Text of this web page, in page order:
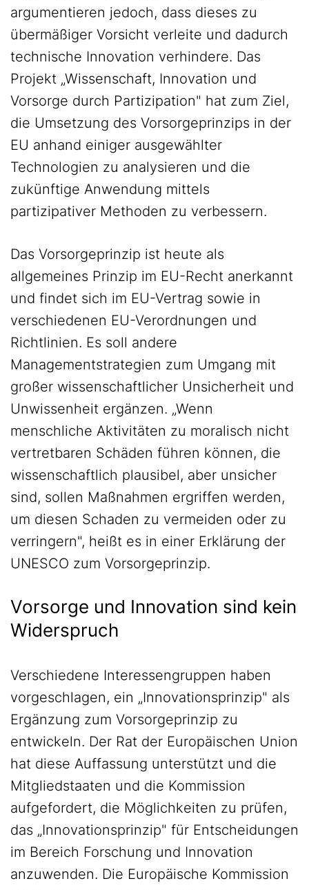
argumentieren jedoch, dass dieses zu
übermäßiger Vorsicht verleite und dadurch
technische Innovation verhindere. Das
Projekt „Wissenschaft, Innovation und
Vorsorge durch Partizipation" hat zum Ziel,
die Umsetzung des Vorsorgeprinzips in der
EU anhand einiger ausgewählter
Technologien zu analysieren und die
zukünftige Anwendung mittels
partizipativer Methoden zu verbessern.
Das Vorsorgeprinzip ist heute als
allgemeines Prinzip im EU-Recht anerkannt
und findet sich im EU-Vertrag sowie in
verschiedenen EU-Verordnungen und
Richtlinien. Es soll andere
Managementstrategien zum Umgang mit
großer wissenschaftlicher Unsicherheit und
Unwissenheit ergänzen. „Wenn
menschliche Aktivitäten zu moralisch nicht
vertretbaren Schäden führen können, die
wissenschaftlich plausibel, aber unsicher
sind, sollen Maßnahmen ergriffen werden,
um diesen Schaden zu vermeiden oder zu
verringern", heißt es in einer Erklärung der
UNESCO zum Vorsorgeprinzip.
Vorsorge und Innovation sind kein
Widerspruch
Verschiedene Interessengruppen haben
vorgeschlagen, ein „Innovationsprinzip" als
Ergänzung zum Vorsorgeprinzip zu
entwickeln. Der Rat der Europäischen Union
hat diese Auffassung unterstützt und die
Mitgliedstaaten und die Kommission
aufgefordert, die Möglichkeiten zu prüfen,
das „Innovationsprinzip" für Entscheidungen
im Bereich Forschung und Innovation
anzuwenden. Die Europäische Kommission